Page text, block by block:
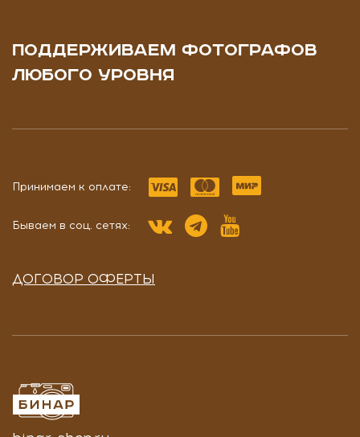
ПОДДЕРЖИВАЕМ ФОТОГРАФОВ
ЛЮБОГО УРОВНЯ
Принимаем к оплате:
Бываем в соц. сетях:
ДОГОВОР ОФЕРТЫ